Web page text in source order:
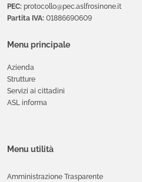
PEC: protocollo@pec.aslfrosinone.it
Partita IVA: 01886690609
Menu principale
Azienda
Strutture
Servizi ai cittadini
ASL informa
Menu utilità
Amministrazione Trasparente